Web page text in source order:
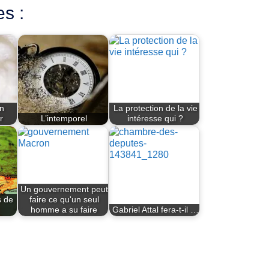
:
L’intemporel
La protection de la vie
intéresse qui ?
de
Un gouvernement peut
faire ce qu'un seul
homme a su faire
Gabriel Attal fera-t-il …